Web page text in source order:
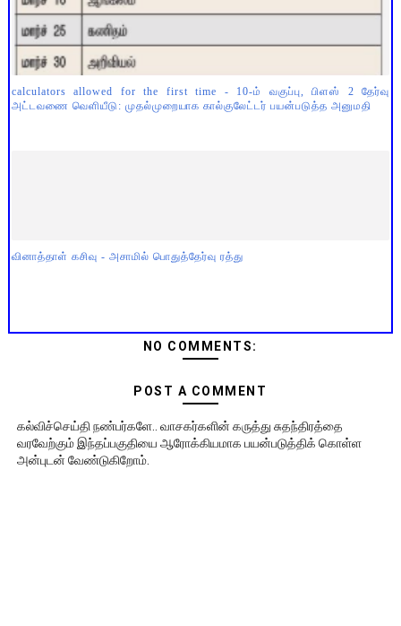
calculators allowed for the first time - 10-ம் வகுப்பு, பிளஸ் 2 தேர்வு
அட்டவணை வெளியீடு: முதல்முறையாக கால்குலேட்டர் பயன்படுத்த அனுமதி
வினாத்தாள் கசிவு - அசாமில் பொதுத்தேர்வு ரத்து
NO COMMENTS:
POST A COMMENT
கல்விச்செய்தி நண்பர்களே.. வாசகர்களின் கருத்து சுதந்திரத்தை
வரவேற்கும் இந்தப்பகுதியை ஆரோக்கியமாக பயன்படுத்திக் கொள்ள
அன்புடன் வேண்டுகிறோம்.